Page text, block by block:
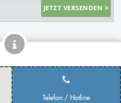
JETZT VERSENDEN
Telefon / Hotline